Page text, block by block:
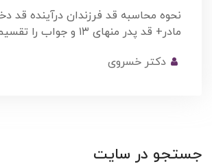
نحوه محاسبه قد فرزندان درآینده قد
مادر+ قد پدر منهای ۱۳ و جواب را تقسیم بر ۲…
دکتر خسروی
جستجو در سایت